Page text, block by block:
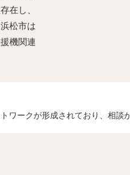
在し、
松市は
機関連
ークが形成されており、相談